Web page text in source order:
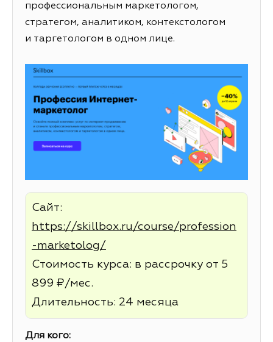
профессиональным маркетологом,
стратегом, аналитиком, контекстологом
и таргетологом в одном лице.
Сайт:
https://skillbox.ru/course/profession
-marketolog/
Стоимость курса: в рассрочку от 5
899 ₽/мес.
Длительность: 24 месяца
Для кого: